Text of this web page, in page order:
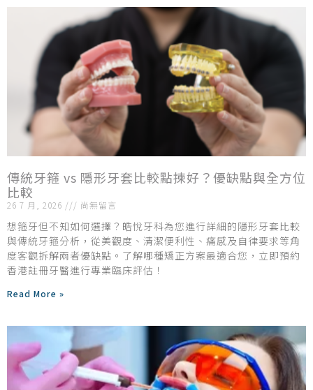
傳統牙箍 vs 隱形牙套比較點揀好？優缺點與全方位
比較
26 7 月, 2026 尚無留言
想箍牙但不知如何選擇？皓悅牙科為您進行詳細的隱形牙套比較
與傳統牙箍分析，從美觀度、清潔便利性、痛感及自律要求等角
度客觀拆解兩者優缺點。了解哪種矯正方案最適合您，立即預約
香港註冊牙醫進行專業臨床評估！
Read More »